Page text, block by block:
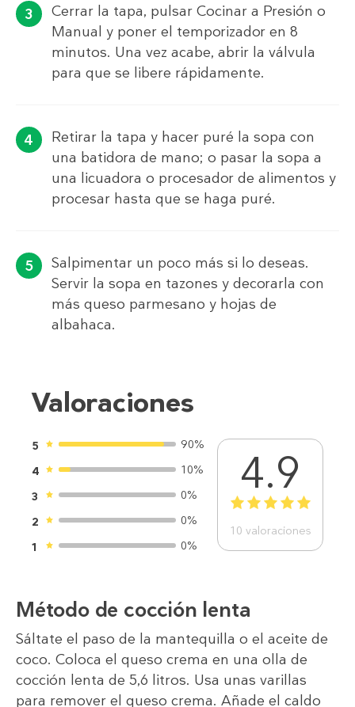
Cerrar la tapa, pulsar Cocinar a Presión o
Manual y poner el temporizador en 8
minutos. Una vez acabe, abrir la válvula
para que se libere rápidamente.
Retirar la tapa y hacer puré la sopa con
una batidora de mano; o pasar la sopa a
una licuadora o procesador de alimentos y
procesar hasta que se haga puré.
Salpimentar un poco más si lo deseas.
Servir la sopa en tazones y decorarla con
más queso parmesano y hojas de
albahaca.
Valoraciones
5
90%
4
10%
3
0%
2
0%
1
0%
4.9
1 2 3 4 5
10 valoraciones
Método de cocción lenta
Sáltate el paso de la mantequilla o el aceite de
coco. Coloca el queso crema en una olla de
cocción lenta de 5,6 litros. Usa unas varillas
para remover el queso crema. Añade el caldo